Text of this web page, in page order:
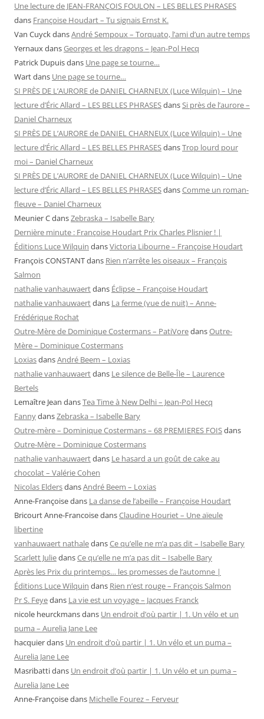
Une lecture de JEAN-FRANÇOIS FOULON – LES BELLES PHRASES
dans Françoise Houdart – Tu signais Ernst K.
Van CuyckdansAndré Sempoux – Torquato, l’ami d’un autre temps
YernauxdansGeorges et les dragons – Jean-Pol Hecq
Patrick Dupuisdans Une page se tourne…
Wartdans Une page se tourne…
SI PRÈS DE L’AURORE de DANIEL CHARNEUX (Luce Wilquin) – Une
lecture d’Éric Allard – LES BELLES PHRASESdansSi près de l’aurore –
Daniel Charneux
SI PRÈS DE L’AURORE de DANIEL CHARNEUX (Luce Wilquin) – Une
lecture d’Éric Allard – LES BELLES PHRASESdansTrop lourd pour
moi – Daniel Charneux
SI PRÈS DE L’AURORE de DANIEL CHARNEUX (Luce Wilquin) – Une
lecture d’Éric Allard – LES BELLES PHRASESdansComme un roman-
fleuve – Daniel Charneux
Meunier CdansZebraska – Isabelle Bary
Dernière minute : Françoise Houdart Prix Charles Plisnier ! |
Éditions Luce Wilquin dansVictoria Libourne – Françoise Houdart
François CONSTANTdans Rien n’arrête les oiseaux – François
Salmon
nathalie vanhauwaertdans Éclipse – Françoise Houdart
nathalie vanhauwaertdans La ferme (vue de nuit) – Anne-
Frédérique Rochat
Outre-Mère de Dominique Costermans – PatiVoredansOutre-
Mère – Dominique Costermans
LoxiasdansAndré Beem – Loxias
nathalie vanhauwaertdans Le silence de Belle-Île – Laurence
Bertels
Lemaître Jean dansTea Time à New Delhi – Jean-Pol Hecq
FannydansZebraska – Isabelle Bary
Outre-mère – Dominique Costermans – 68 PREMIERES FOISdans
Outre-Mère – Dominique Costermans
nathalie vanhauwaertdans Le hasard a un goût de cake au
chocolat – Valérie Cohen
Nicolas EldersdansAndré Beem – Loxias
Anne-Françoisedans La danse de l’abeille – Françoise Houdart
Bricourt Anne-FrancoisedansClaudine Houriet – Une aïeule
libertine
vanhauwaert nathaledansCe qu’elle ne m’a pas dit – Isabelle Bary
Scarlett JuliedansCe qu’elle ne m’a pas dit – Isabelle Bary
Après les Prix du printemps… les promesses de l’automne |
Éditions Luce Wilquin dans Rien n’est rouge – François Salmon
Pr S. Feyedans La vie est un voyage – Jacques Franck
nicole heurckmansdans Un endroit d’où partir | 1. Un vélo et un
puma – Aurelia Jane Lee
hacquierdans Un endroit d’où partir | 1. Un vélo et un puma –
Aurelia Jane Lee
Masribattidans Un endroit d’où partir | 1. Un vélo et un puma –
Aurelia Jane Lee
Anne-Françoisedans Michelle Fourez – Ferveur